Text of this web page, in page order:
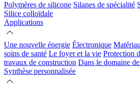
Polymères de silicone Silanes de spécialité
Silice colloïdale
Applications
Une nouvelle énergie Électronique
soins de santé Le foyer et la vie Protection
travaux de construction Dans le domaine
Synthèse personnalisée